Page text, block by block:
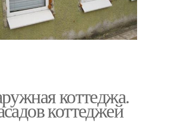
коттеджа.
коттеджей